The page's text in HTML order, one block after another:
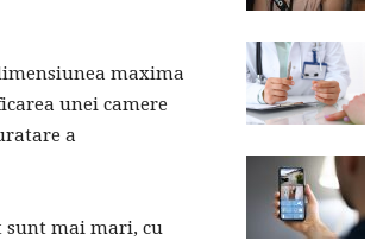
maxima
unei camere
a
sunt mai mari, cu